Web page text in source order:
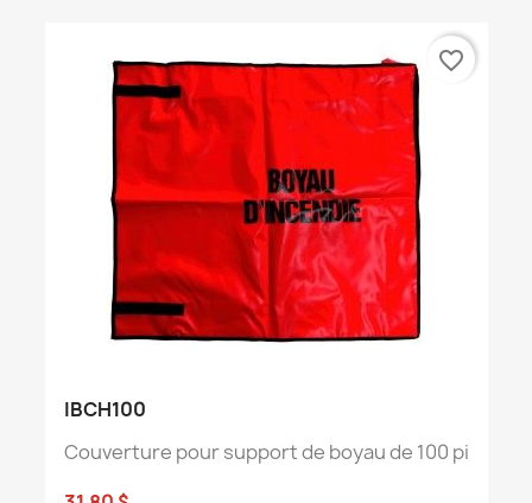
IBCH100
Couverture pour support de boyau de 100 pi
favorite_border